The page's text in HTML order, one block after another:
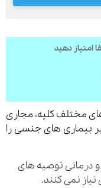
دهید
کلیه، مجاری
های جنسی را
توصیه های
کنند.
ارسال